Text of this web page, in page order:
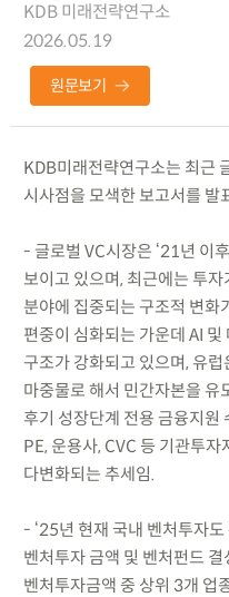
KDB 미래전략연구소
2026.05.19
원문보기
KDB미래전략연구소는 최근
시사점을 모색한 보고서를 발
- 글로벌 VC시장은 ‘21년 이
보이고 있으며, 최근에는 투
분야에 집중되는 구조적 변화
편중이 심화되는 가운데 AI
구조가 강화되고 있으며, 유
마중물로 해서 민간자본을 유
후기 성장단계 전용 금융지원
PE, 운용사, CVC 등 기관투
다변화되는 추세임.
- ‘25년 현재 국내 벤처투자
벤처투자 금액 및 벤처펀드
벤처투자금액 중 상위 3개 업